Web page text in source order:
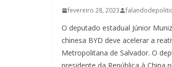
fevereiro 28, 2023
O deputado estadual Júnior
chinesa BYD deve acelerar a
Metropolitana de Salvador. O